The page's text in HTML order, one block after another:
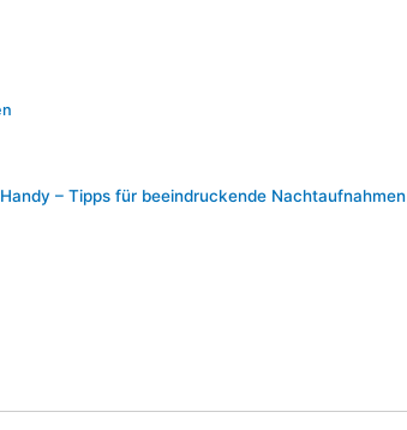
– Tipps für beeindruckende Nachtaufnahmen